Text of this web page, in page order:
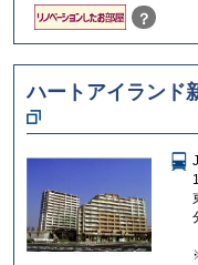
？
ハートアイランド